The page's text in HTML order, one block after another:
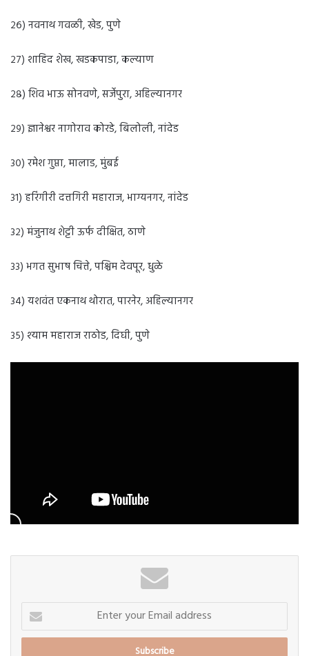
२६) नवनाथ गवळी, खेड, पुणे
२७) शाहिद शेख, खडकपाडा, कल्याण
२८) शिव भाऊ सोनवणे, सर्जेपुरा, अहिल्यानगर
२९) ज्ञानेश्वर नागोराव कोरडे, बिलोली, नांदेड
३०) रमेश गुप्ता, मालाड, मुंबई
३१) हरिंगीरी दत्तगिरी महाराज, भाग्यनगर, नांदेड
३२) मंजुनाथ शेट्टी ऊर्फ दीक्षित, ठाणे
३३) भगत सुभाष चित्ते, पश्चिम देवपूर, धुळे
३४) यशवंत एकनाथ थोरात, पारनेर, अहिल्यानगर
३५) श्याम महाराज राठोड, दिघी, पुणे
Enter
your
Email